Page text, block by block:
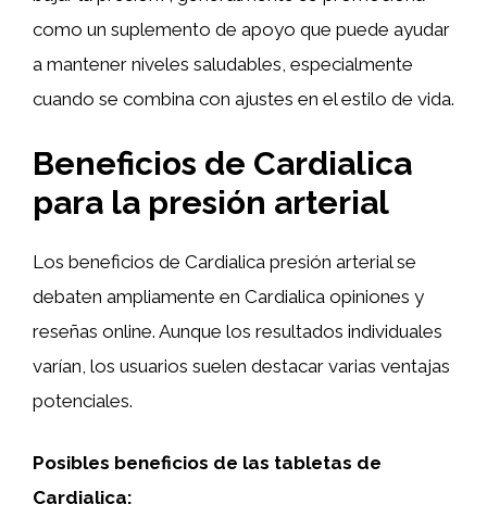
como un suplemento de apoyo que puede ayudar
a mantener niveles saludables, especialmente
cuando se combina con ajustes en el estilo de vida.
Beneficios de Cardialica
para la presión arterial
Los beneficios de Cardialica presión arterial se
debaten ampliamente en Cardialica opiniones y
reseñas online. Aunque los resultados individuales
varían, los usuarios suelen destacar varias ventajas
potenciales.
Posibles beneficios de las tabletas de
Cardialica: